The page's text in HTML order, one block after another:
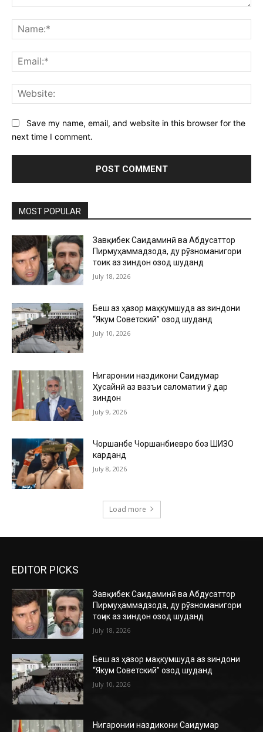
Save my name, email, and website in this browser for the
next time I comment.
MOST POPULAR
Завқибек Саидаминӣ ва Абдусаттор
Пирмуҳаммадзода, ду рӯзноманигори
тоҷик аз зиндон озод шуданд
July 18, 2026
Беш аз ҳазор маҳкумшуда аз зиндони
“Якум Советский” озод шуданд
July 10, 2026
Нигаронии наздикони Саидумар
Ҳусайнӣ аз вазъи саломатии ӯ дар
зиндон
July 9, 2026
Чоршанбе Чоршанбиевро боз ШИЗО
карданд
July 8, 2026
Load more
EDITOR PICKS
Завқибек Саидаминӣ ва Абдусаттор
Пирмуҳаммадзода, ду рӯзноманигори
тоҷик аз зиндон озод шуданд
July 18, 2026
Беш аз ҳазор маҳкумшуда аз зиндони
“Якум Советский” озод шуданд
July 10, 2026
Нигаронии наздикони Саидумар